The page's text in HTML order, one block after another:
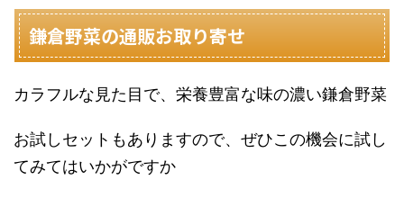
鎌倉野菜の通販お取り寄せ
カラフルな見た目で、栄養豊富な味の濃い鎌倉野菜
お試しセットもありますので、ぜひこの機会に試し
てみてはいかがですか